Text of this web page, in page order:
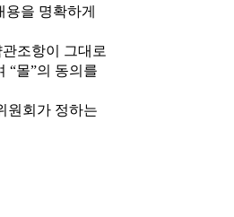
을 명확하게
조항이 그대로
“몰”의 동의를
원회가 정하는